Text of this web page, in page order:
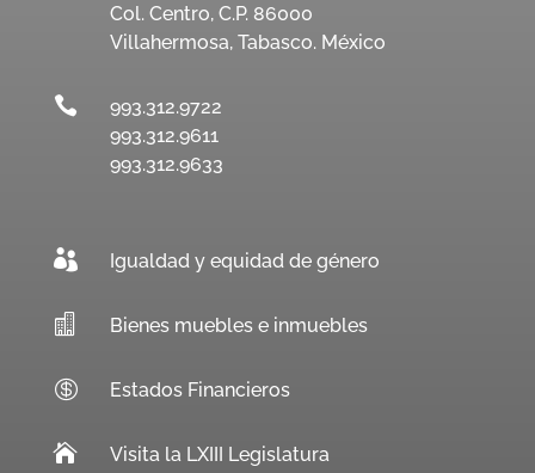
Col. Centro, C.P. 86000
Villahermosa, Tabasco. México

993.312.9722
993.312.9611
993.312.9633
 Igualdad y equidad de género
 Bienes muebles e inmuebles
 Estados Financieros
 Visita la LXIII Legislatura